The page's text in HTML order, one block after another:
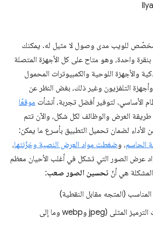
للويب مدى وصول لا مثيل له. يمكنك
واحدة، وهو متاح على كل الأجهزة المتصلة
والأجهزة اللوحية والكمبيوترات المحمول
وأجهزة التلفزيون وغير ذلك، بغض النظر عن
الأساسي. لتوفير أفضل تجربة، أنشأت موقعًا
طريقة العرض والوظائف لكل شكل، والآن تتم
الأداء لضمان تحميل التطبيق بأسرع ما يمكن:
الحاسم، وضغطت مواد العرض النصية وخزّنتها،
عرض الصور التي تشكل في أغلب الأحيان معظم
المشكلة هي أنّ تحسين الصور صعب:
(المتجه مقابل النقطية)
تحديد تنسيقات الترميز المثلى (jpeg وwebp وما إلى